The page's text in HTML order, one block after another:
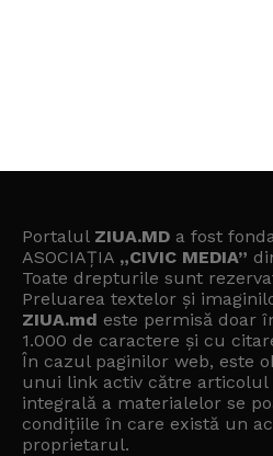
Portalul ZIUA.MD a fost
ASOCIAȚIA „CIVIC MEDIA”
Toate drepturile sunt
Preluarea textelor și
ZIUA.md este permisă doar
1.000 de caractere și cu
În cazul paginilor web, este
unui link activ către articolul
integrală a materialelor se
condițiile în care există un
proprietarul.